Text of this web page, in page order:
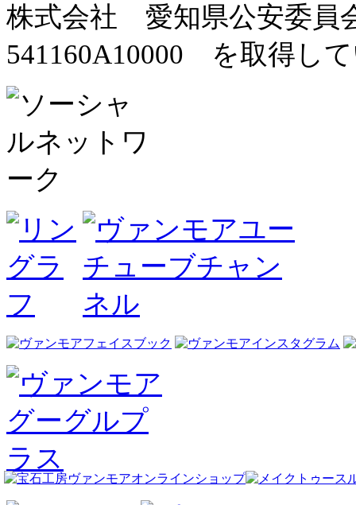
株式会社 愛知県公安委
541160A10000 を取得し